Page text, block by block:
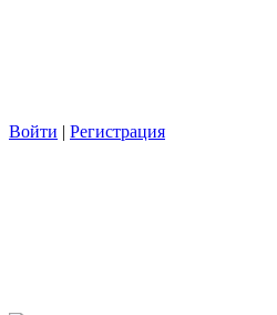
Войти | Регистрация